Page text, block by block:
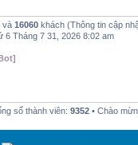
và 16060 khách (Thông tin cập
6 Tháng 7 31, 2026 8:02 am
số thành viên: 9352 • Chào